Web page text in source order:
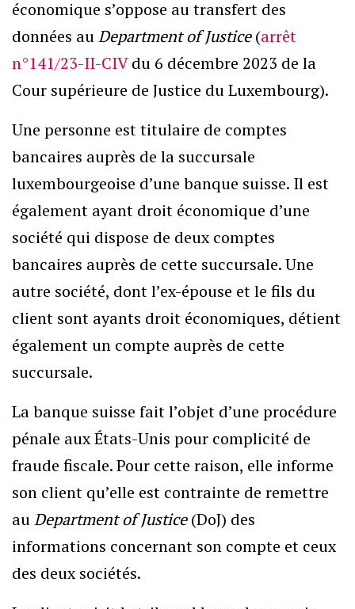
économique s’oppose au transfert des
données auDepartment of Justice(arrêt
n°141/23-II-CIVdu 6 décembre 2023 de la
Cour supérieure de Justice du Luxembourg).
Une personne est titulaire de comptes
bancaires auprès de la succursale
luxembourgeoise d’une banque suisse. Il est
également ayant droit économique d’une
société qui dispose de deux comptes
bancaires auprès de cette succursale. Une
autre société, dont l’ex-épouse et le fils du
client sont ayants droit économiques, détient
également un compte auprès de cette
succursale.
La banque suisse fait l’objet d’une procédure
pénale aux États-Unis pour complicité de
fraude fiscale. Pour cette raison, elle informe
son client qu’elle est contrainte de remettre
auDepartment of Justice(DoJ) des
informations concernant son compte et ceux
des deux sociétés.